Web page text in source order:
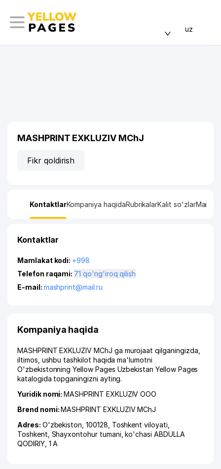
uz
MASHPRINT EXKLUZIV MChJ
Fikr qoldirish
KontaktlarKompaniya haqidaRubrikalarKalit so'zlarManzil
Kontaktlar
Mamlakat kodi: +998
Telefon raqami:
71 qo'ng'iroq qilish
E-mail: mashprint@mail.ru
Kompaniya haqida
MASHPRINT EXKLUZIV MChJ ga murojaat qilganingizda,
iltimos, ushbu tashkilot haqida ma'lumotni
O'zbekistonning Yellow Pages Uzbekistan Yellow Pages
katalogida topganingizni ayting.
Yuridik nomi:MASHPRINT EXKLUZIV ООО
Brend nomi:MASHPRINT EXKLUZIV MChJ
Adres: O'zbekiston, 100128, Toshkent viloyati
Toshkent Shayxontohur tumani ,ko'chasi ABDULLA
QODIRIY, 1 А